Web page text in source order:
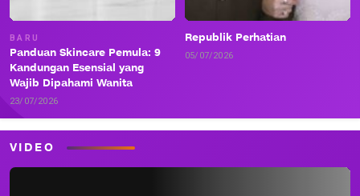
BARU
Panduan Skincare Pemula: 9
Kandungan Esensial yang
Wajib Dipahami Wanita
23/07/2026
Republik Perhatian
05/07/2026
VIDEO